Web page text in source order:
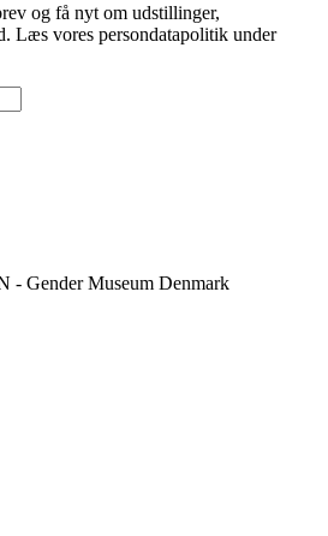
og få nyt om udstillinger,
Læs vores persondatapolitik under
Gender Museum Denmark